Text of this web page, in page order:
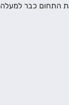
התחום כבר למעלה